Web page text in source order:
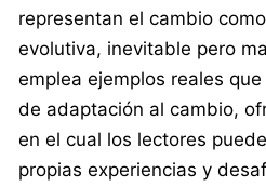
representan el cambio
evolutiva, inevitable pero
emplea ejemplos reales
de adaptación al cambio,
en el cual los lectores
propias experiencias y